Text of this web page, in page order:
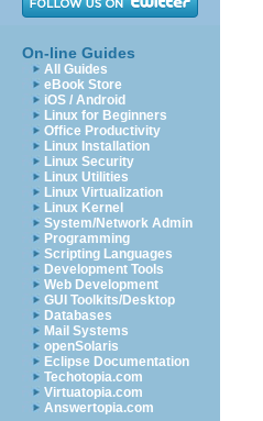
On-line Guides
All Guides
eBook Store
iOS / Android
Linux for Beginners
Office Productivity
Linux Installation
Linux Security
Linux Utilities
Linux Virtualization
Linux Kernel
System/Network Admin
Programming
Scripting Languages
Development Tools
Web Development
GUI Toolkits/Desktop
Databases
Mail Systems
openSolaris
Eclipse Documentation
Techotopia.com
Virtuatopia.com
Answertopia.com